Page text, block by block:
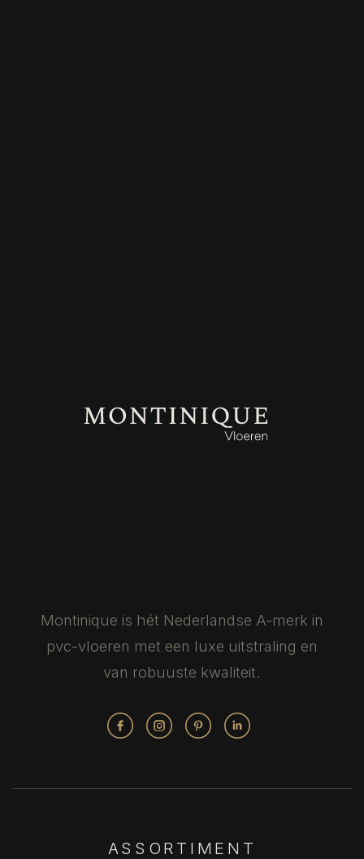
Montinique is hét Nederlandse A-merk in
pvc-vloeren met een luxe uitstraling en
van robuuste kwaliteit.
ASSORTIMENT